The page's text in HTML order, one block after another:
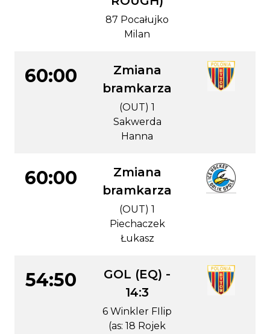
87 Pocałujko
Milan
60:00
Zmiana
bramkarza
(OUT) 1
Sakwerda
Hanna
60:00
Zmiana
bramkarza
(OUT) 1
Piechaczek
Łukasz
54:50
GOL (EQ) -
14:3
6 Winkler FIlip
(as: 18 Rojek